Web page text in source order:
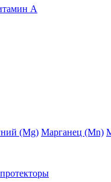
А
(Mg) Марганец (Mn)